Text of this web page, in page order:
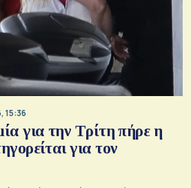
15:36
για την Τρίτη πήρε η
για τον